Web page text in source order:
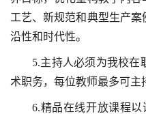
工艺、新规范和典型生产
沿性和时代性。
5.主持人必须为我校在
术职务，每位教师最多可主
6.精品在线开放课程